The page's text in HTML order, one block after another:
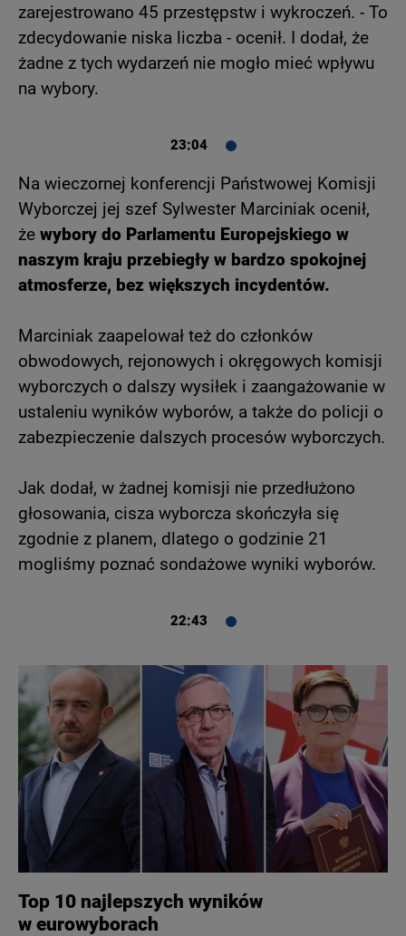
zarejestrowano 45 przestępstw i wykroczeń. - To
zdecydowanie niska liczba - ocenił. I dodał, że
żadne z tych wydarzeń nie mogło mieć wpływu
na wybory.
23:04
Na wieczornej konferencji Państwowej Komisji
Wyborczej jej szef Sylwester Marciniak ocenił,
że wybory do Parlamentu Europejskiego w
naszym kraju przebiegły w bardzo spokojnej
atmosferze, bez większych incydentów.
Marciniak zaapelował też do członków
obwodowych, rejonowych i okręgowych komisji
wyborczych o dalszy wysiłek i zaangażowanie w
ustaleniu wyników wyborów, a także do policji o
zabezpieczenie dalszych procesów wyborczych.
Jak dodał, w żadnej komisji nie przedłużono
głosowania, cisza wyborcza skończyła się
zgodnie z planem, dlatego o godzinie 21
mogliśmy poznać sondażowe wyniki wyborów.
22:43
Top 10 najlepszych wyników
w eurowyborach